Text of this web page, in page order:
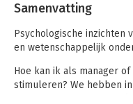
Samenvatting
Psychologische inzichten
en wetenschappelijk
Hoe kan ik als manager
stimuleren? We hebben